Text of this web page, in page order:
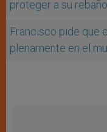
proteger a su
Francisco pide que
plenamente en el